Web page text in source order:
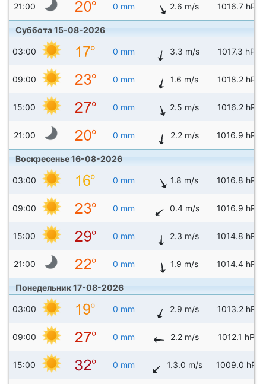
21:00 0 mm 2.6 m/s 1016.7 hPa
Суббота 15-08-2026
03:00 0 mm 3.3 m/s 1017.3 hPa
09:00 0 mm 1.6 m/s 1018.2 hPa
15:00 0 mm 2.5 m/s 1016.2 hPa
21:00 0 mm 2.2 m/s 1016.9 hPa
Воскресенье 16-08-2026
03:00 0 mm 1.8 m/s 1016.8 hPa
09:00 0 mm 0.4 m/s 1016.9 hPa
15:00 0 mm 2.3 m/s 1014.8 hPa
21:00 0 mm 1.9 m/s 1014.4 hPa
Понедельник 17-08-2026
03:00 0 mm 2.9 m/s 1013.2 hPa
09:00 0 mm 2.2 m/s 1012.1 hPa
15:00 0 mm 1.3.0 m/s 1009.0 hPa